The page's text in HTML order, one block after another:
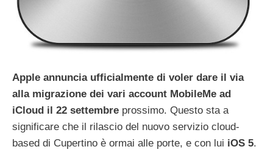
Apple annuncia ufficialmente di voler dare il via
alla migrazione dei vari account MobileMe ad
iCloud il 22 settembre prossimo. Questo sta a
significare che il rilascio del nuovo servizio cloud-
based di Cupertino è ormai alle porte, e con lui iOS 5.